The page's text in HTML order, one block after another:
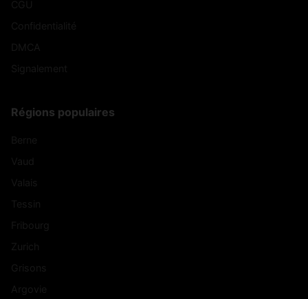
Régions populaires